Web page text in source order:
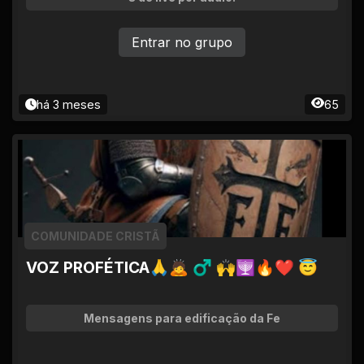
há 3 meses 65
Entrar no grupo
VOZ PROFÉTICA🙏🙇 ♂ 🙌🕎🔥❤ 😇
COMUNIDADE CRISTÃ
Mensagens para edificação da Fe